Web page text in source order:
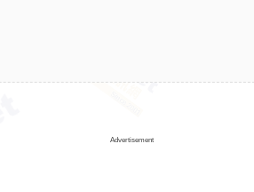
Advertisement